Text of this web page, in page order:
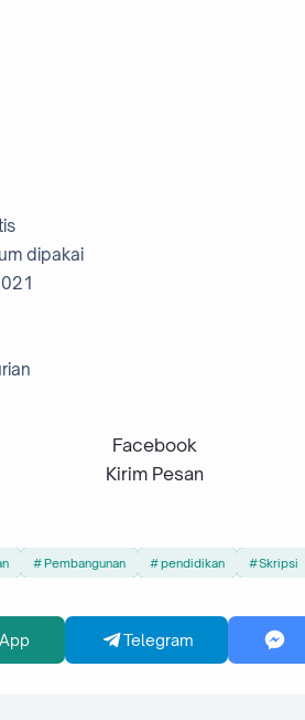
dipakai
Facebook
Kirim Pesan
Pembangunan pendidikan Skripsi
Telegram